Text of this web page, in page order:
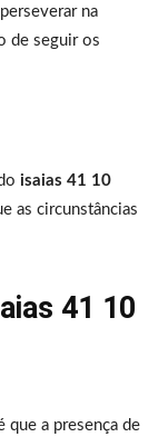
na
de seguir os
isaias 41 10
as circunstâncias
41 10
que a presença de